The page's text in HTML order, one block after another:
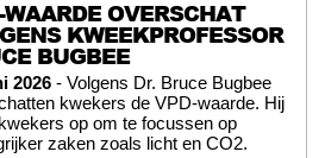
OVERSCHAT
KWEEKPROFESSOR
BUGBEE
2026 - Volgens Dr. Bruce Bugbee
kwekers de VPD-waarde. Hij
op om te focussen op
zaken zoals licht en CO2.